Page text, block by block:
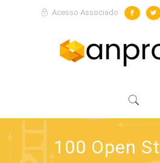
Acesso Associado
100 Open